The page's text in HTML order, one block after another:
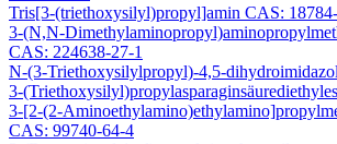
Tris[3-(triethoxysilyl)propyl]amin CAS:
3-(N,N-
CAS: 224638-27-1
N-(3-Triethoxysilylpropyl)-4,5-
3-
3-[2-(2-
CAS: 99740-64-4